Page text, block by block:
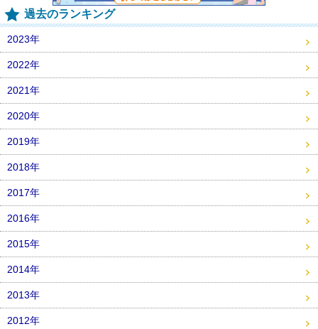
過去のランキング
2023年
2022年
2021年
2020年
2019年
2018年
2017年
2016年
2015年
2014年
2013年
2012年